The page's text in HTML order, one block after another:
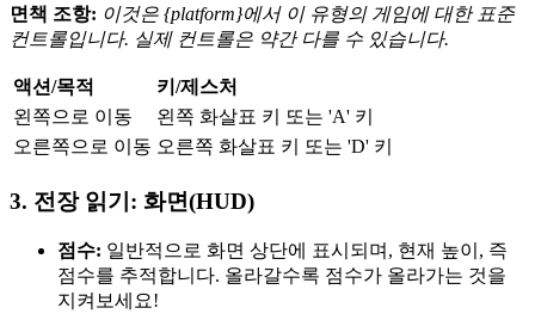
면책 조항: 이것은 {platform}에서 이 유형의 게임에 대한 표준
컨트롤입니다. 실제 컨트롤은 약간 다를 수 있습니다.
액션/목적
키/제스처
왼쪽으로 이동
왼쪽 화살표 키 또는 'A' 키
오른쪽으로 이동 오른쪽 화살표 키 또는 'D' 키
3. 전장 읽기: 화면(HUD)
점수: 일반적으로 화면 상단에 표시되며, 현재 높이, 즉
점수를 추적합니다. 올라갈수록 점수가 올라가는 것을
지켜보세요!